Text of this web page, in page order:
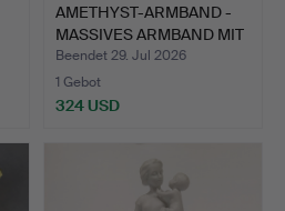
AMETHYST-ARMBAND -
MASSIVES ARMBAND MIT
24…
Beendet 29. Jul 2026
1 Gebot
324 USD